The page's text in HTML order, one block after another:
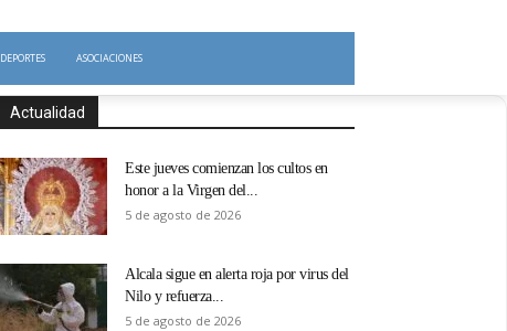
DEPORTES ASOCIACIONES
Actualidad
Este jueves comienzan los cultos en
honor a la Virgen del...
5 de agosto de 2026
Alcala sigue en alerta roja por virus del
Nilo y refuerza...
5 de agosto de 2026